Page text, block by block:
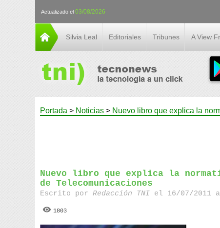
Actualizado el 03/08/2026
Silvia Leal Editoriales Tribunes A View
Portada > Noticias > Nuevo libro que explica la
Nuevo libro que explica la
de Telecomunicaciones
Escrito porRedacción TNI el 16/07/2011
1803